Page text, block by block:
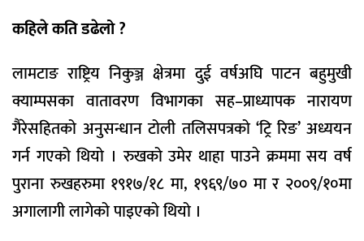
कहिले कति डढेलो ?
लामटाङ राष्ट्रिय निकुञ्ज क्षेत्रमा दुई वर्षअघि पाटन बहुमुखी
क्याम्पसका वातावरण विभागका सह–प्राध्यापक नारायण
गैरेसहितको अनुसन्धान टोली तलिसपत्रको ‘ट्रि रिङ’ अध्ययन
गर्न गएको थियो । रुखको उमेर थाहा पाउने क्रममा सय वर्ष
पुराना रुखहरुमा १९१७/१८ मा, १९६९/७० मा र २००९/१०मा
अगालागी लागेको पाइएको थियो ।